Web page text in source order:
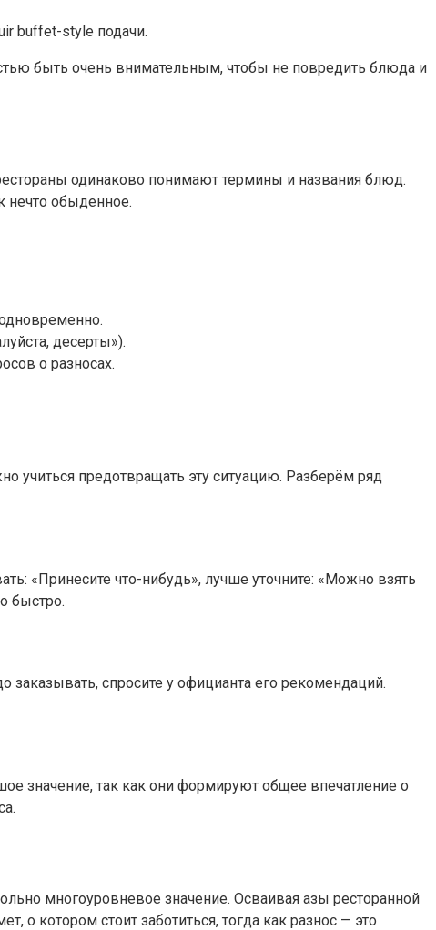
buffet-style подачи.
быть очень внимательным, чтобы не повредить блюда и
одинаково понимают термины и названия блюд.
нечто обыденное.
десерты»).
о разносах.
учиться предотвращать эту ситуацию. Разберём ряд
«Принесите что-нибудь», лучше уточните: «Можно взять
быстро.
спросите у официанта его рекомендаций.
значение, так как они формируют общее впечатление о
многоуровневое значение. Осваивая азы ресторанной
котором стоит заботиться, тогда как разнос — это